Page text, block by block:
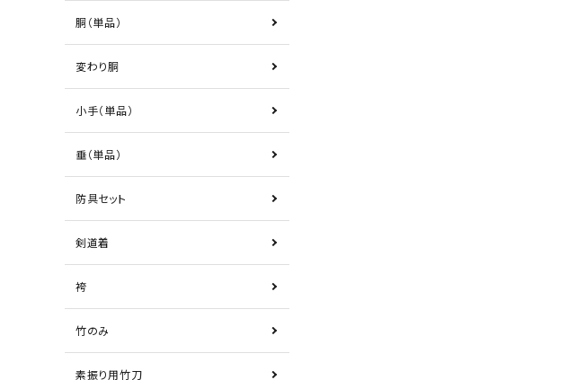
胴（単品）
変わり胴
小手（単品）
垂（単品）
防具セット
剣道着
袴
竹のみ
素振り用竹刀